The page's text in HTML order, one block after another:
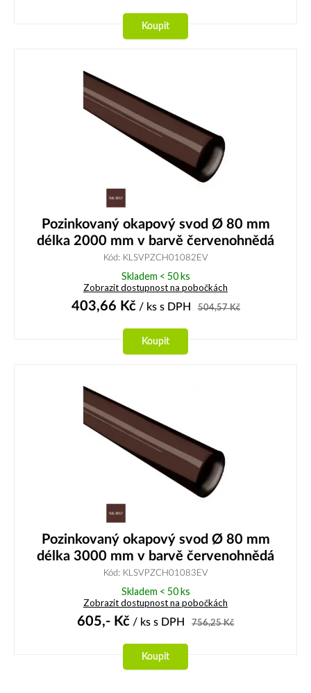
Koupit
Pozinkovaný okapový svod Ø 80 mm
délka 2000 mm v barvě červenohnědá
Kód: KLSVPZCH01082EV
Skladem < 50 ks
Zobrazit dostupnost na pobočkách
403,66 Kč/ ks s DPH 504,57Kč
Koupit
Pozinkovaný okapový svod Ø 80 mm
délka 3000 mm v barvě červenohnědá
Kód: KLSVPZCH01083EV
Skladem < 50 ks
Zobrazit dostupnost na pobočkách
605,- Kč / ks s DPH 756,25Kč
Koupit